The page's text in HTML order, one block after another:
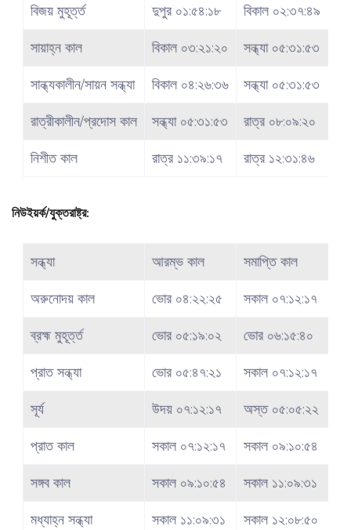
বিজয় মুহূর্ত্ত
দুপুর ০১:৫৪:১৮
বিকাল ০২:৩৭:৪৯
সায়াহ্ন কাল
বিকাল ০৩:২১:২০
সন্ধ্যা ০৫:৩১:৫৩
সান্ধ্যকালীন/সায়ন সন্ধ্যা
বিকাল ০৪:২৬:৩৬
সন্ধ্যা ০৫:৩১:৫৩
রাত্রীকালীন/প্রদোস কাল
সন্ধ্যা ০৫:৩১:৫৩
রাত্র ০৮:০৯:২০
নিশীত কাল
রাত্র ১১:৩৯:১৭ রাত্র ১২:৩১:৪৬
নিউইয়র্ক/যুক্তরাষ্ট্র:
সন্ধ্যা আরম্ভ কাল
সমাপ্তি কাল
অরুনোদয় কাল
ভোর ০৪:২২:২৫
সকাল ০৭:১২:১৭
ব্রহ্ম মুহূর্ত্ত
ভোর ০৫:১৯:০২
ভোর ০৬:১৫:৪০
প্রাত সন্ধ্যা
ভোর ০৫:৪৭:২১
সকাল ০৭:১২:১৭
সূর্য
উদয় ০৭:১২:১৭
অস্ত ০৫:০৫:২২
প্রাত কাল
সকাল ০৭:১২:১৭
সকাল ০৯:১০:৫৪
সঙ্গব কাল
সকাল ০৯:১০:৫৪
সকাল ১১:০৯:৩১
মধ্যাহ্ন সন্ধ্যা
সকাল ১১:০৯:৩১ সকাল ১২:০৮:৫০